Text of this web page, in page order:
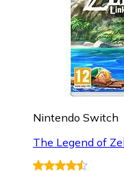
Nintendo Switch
The Legend of